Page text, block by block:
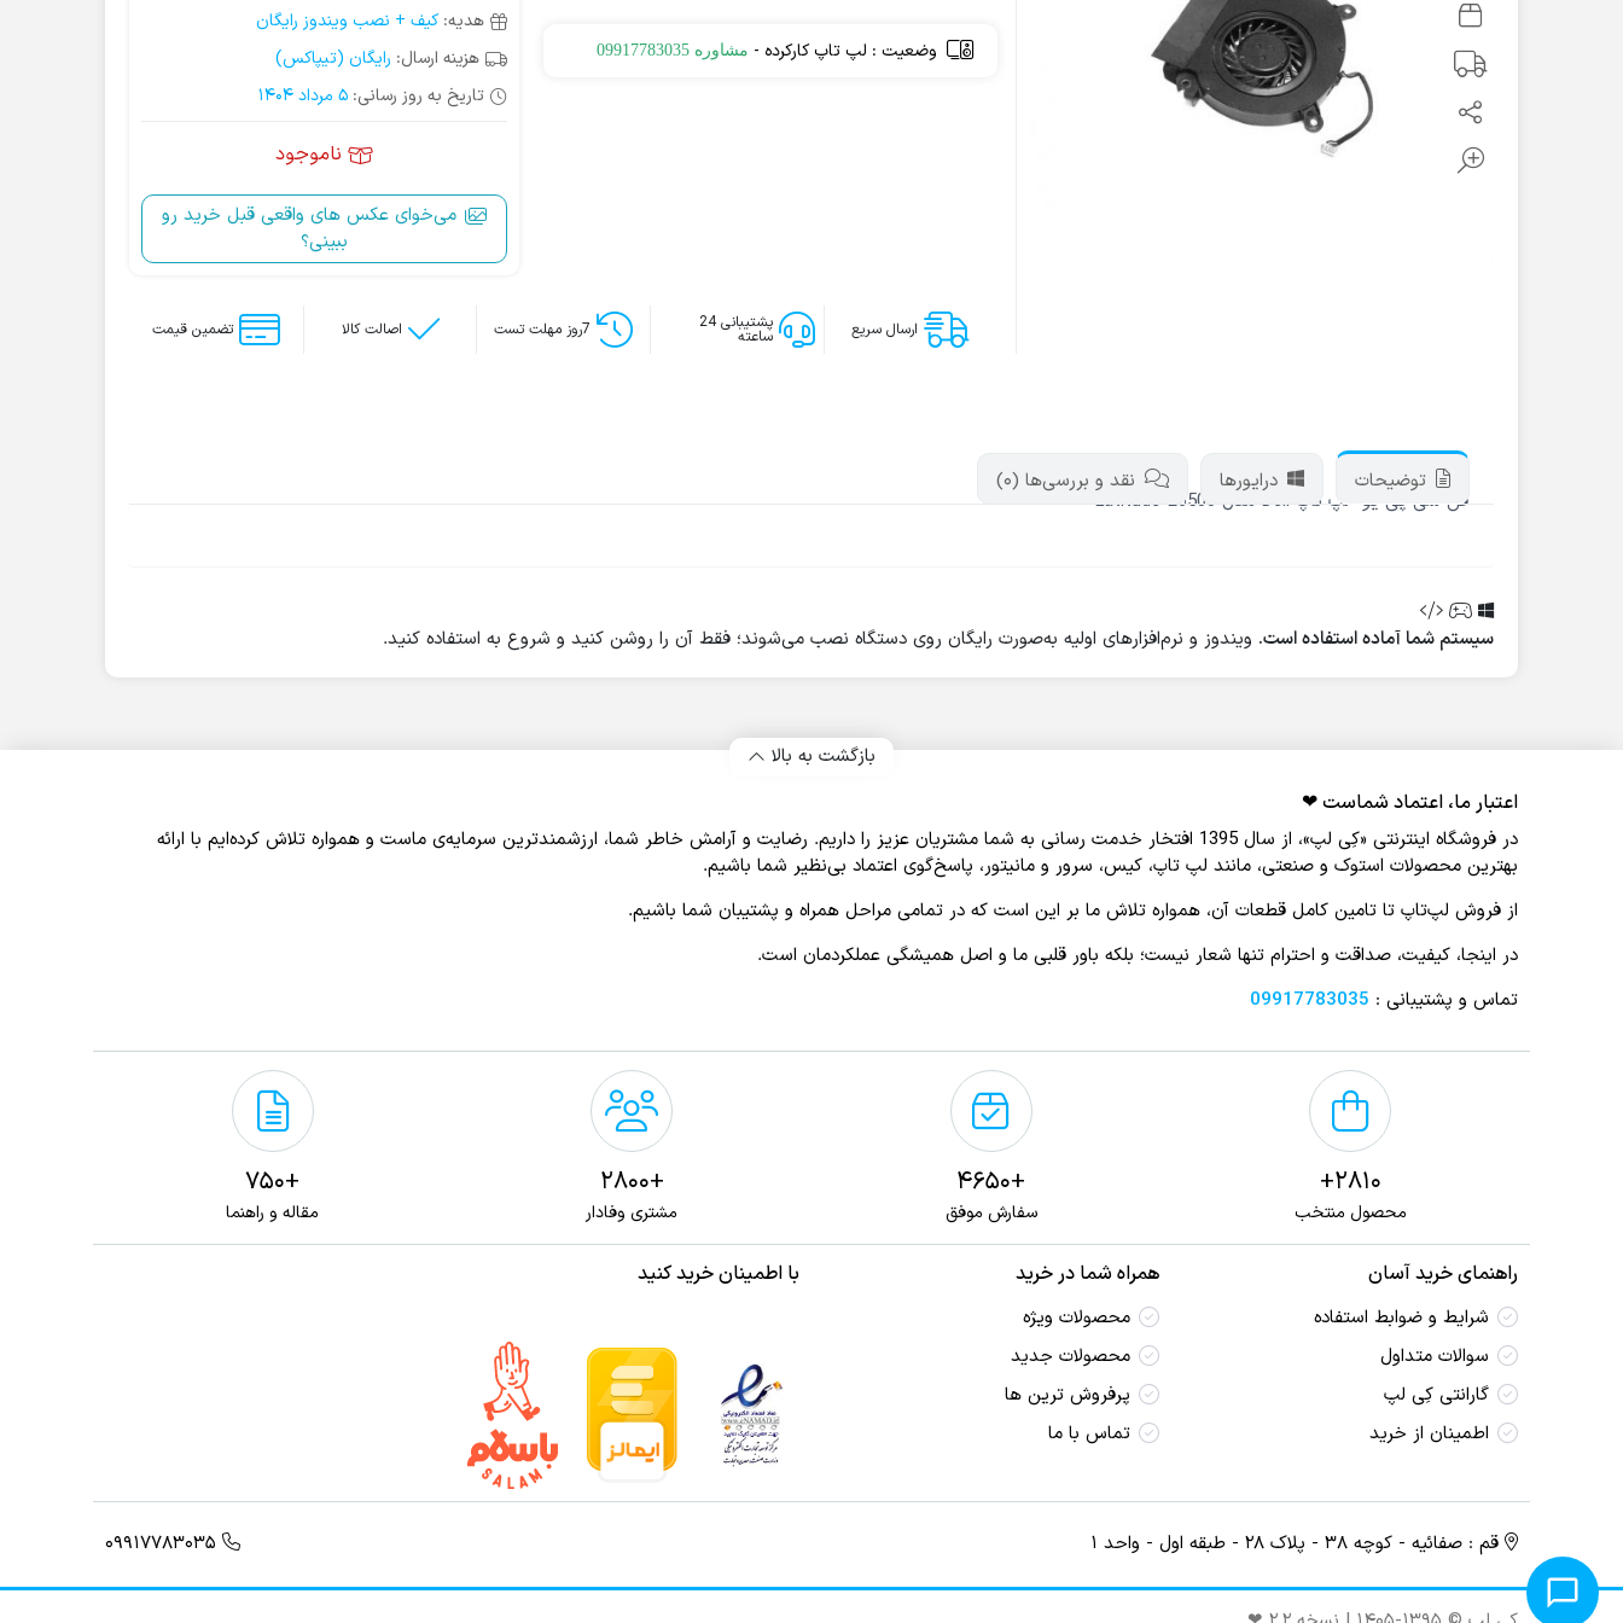
وضعیت : لپ تاپ کارکرده - مشاوره 09917783035
هدیه:کیف + نصب ویندوز رایگان
هزینه ارسال: رایگان (تیپاکس)
تاریخ به روز رسانی: 5 مرداد 1404
ناموجود
می‌خوای عکس‌ های واقعی قبل خرید رو
ببینی؟
ارسال سریع پشتیبانی 24
ساعته 7روز مهلت تست اصالت کالا تضمین قیمت
توضیحات درایورها نقد و بررسی‌ها (0)
فن سی پی یو لپ تاپ Dell مدل Latitude E6500
سیستم شما آماده استفاده است. ویندوز و نرم‌افزارهای اولیه به‌صورت رایگان روی دستگاه نصب می‌شوند؛ فقط آن را روشن کنید و شروع به استفاده کنید.
بازگشت به بالا
اعتبار ما، اعتماد شماست ❤︎
در فروشگاه اینترنتی «کِی لپ»، از سال 1395 افتخار خدمت‌ رسانی به شما مشتریان عزیز را داریم. رضایت و آرامش خاطر شما، ارزشمندترین سرمایه‌ی ماست و همواره تلاش کرده‌ایم با ارائه
بهترین محصولات استوک و صنعتی، مانند لپ‌ تاپ، کیس، سرور و مانیتور، پاسخ‌گوی اعتماد بی‌نظیر شما باشیم.
از فروش لپ‌تاپ تا تامین کامل قطعات آن، همواره تلاش ما بر این است که در تمامی مراحل همراه و پشتیبان شما باشیم.
در اینجا، کیفیت، صداقت و احترام تنها شعار نیست؛ بلکه باور قلبی ما و اصل همیشگی عملکردمان است.
تماس و پشتیبانی : 09917783035
2810+
محصول منتخب
+4650
سفارش موفق
+2800
مشتری وفادار
+750
مقاله و راهنما
راهنمای خرید آسان
شرایط و ضوابط استفاده
سوالات متداول
گارانتی کِی لپ
اطمینان از خرید
همراه شما در خرید
محصولات ویژه
محصولات جدید
پرفروش ترین‌ ها
تماس با ما
با اطمینان خرید کنید
قم : صفائیه - کوچه ۳۸ - پلاک ۲۸ - طبقه اول - واحد ۱ 09917783035